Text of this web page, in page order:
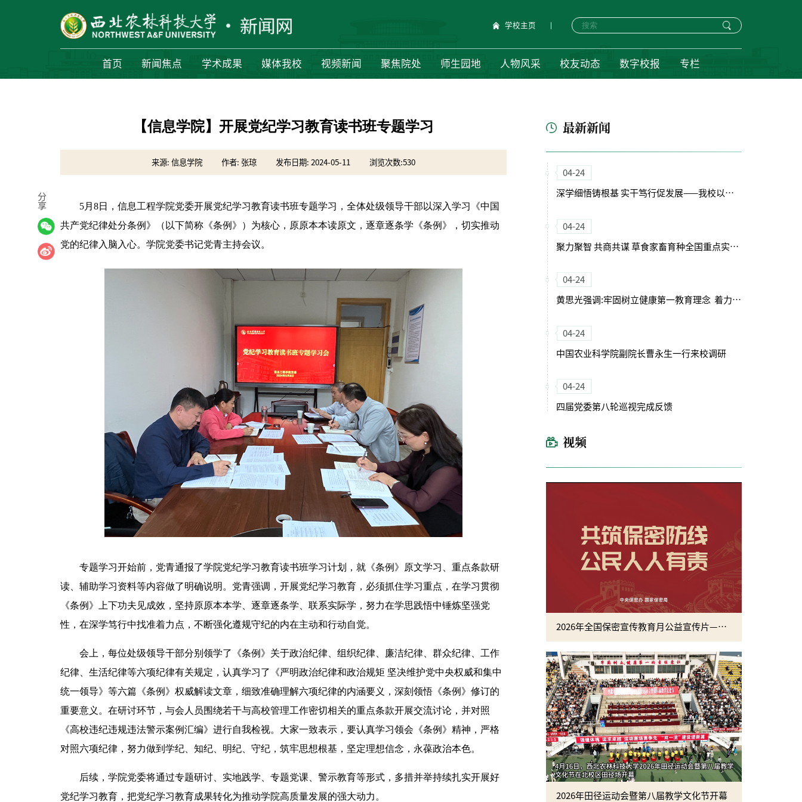
学校主页
首页 新闻焦点 学术成果 媒体我校 视频新闻 聚焦院处 师生园地 人物风采 校友动态 数字校报 专栏
【信息学院】开展党纪学习教育读书班专题学习
来源: 信息学院 作者: 张琼 发布日期: 2024-05-11 浏览次数:530
5月8日，信息工程学院党委开展党纪学习教育读书班专题学习，全体处级领导干部以深入学习《中国
共产党纪律处分条例》（以下简称《条例》）为核心，原原本本读原文，逐章逐条学《条例》，切实推动
党的纪律入脑入心。学院党委书记党青主持会议。
专题学习开始前，党青通报了学院党纪学习教育读书班学习计划，就《条例》原文学习、重点条款研
读、辅助学习资料等内容做了明确说明。党青强调，开展党纪学习教育，必须抓住学习重点，在学习贯彻
《条例》上下功夫见成效，坚持原原本本学、逐章逐条学、联系实际学，努力在学思践悟中锤炼坚强党
性，在深学笃行中找准着力点，不断强化遵规守纪的内在主动和行动自觉。
会上，每位处级领导干部分别领学了《条例》关于政治纪律、组织纪律、廉洁纪律、群众纪律、工作
纪律、生活纪律等六项纪律有关规定，认真学习了《严明政治纪律和政治规矩 坚决维护党中央权威和集中
统一领导》等六篇《条例》权威解读文章，细致准确理解六项纪律的内涵要义，深刻领悟《条例》修订的
重要意义。在研讨环节，与会人员围绕若干与高校管理工作密切相关的重点条款开展交流讨论，并对照
《高校违纪违规违法警示案例汇编》进行自我检视。大家一致表示，要认真学习领会《条例》精神，严格
对照六项纪律，努力做到学纪、知纪、明纪、守纪，筑牢思想根基，坚定理想信念，永葆政治本色。
后续，学院党委将通过专题研讨、实地践学、专题党课、警示教育等形式，多措并举持续扎实开展好
党纪学习教育，把党纪学习教育成果转化为推动学院高质量发展的强大动力。
分
享
最新新闻
04-24
深学细悟铸根基 实干笃行促发展——我校以正确政绩观引领“十五五”开局新征程
04-24
聚力聚智 共商共谋 草食家畜育种全国重点实验室（筹）学术委员会会议召开
04-24
黄思光强调:牢固树立健康第一教育理念 着力培养德智体美劳全面发展的卓越农林人才
04-24
中国农业科学院副院长曹永生一行来校调研
04-24
四届党委第八轮巡视完成反馈
视频
吴普特赴山东访企拓岗 深化校地企合作
2026年全国保密宣传教育月公益宣传片—方寸之间
2026年田径运动会暨第八届教学文化节开幕